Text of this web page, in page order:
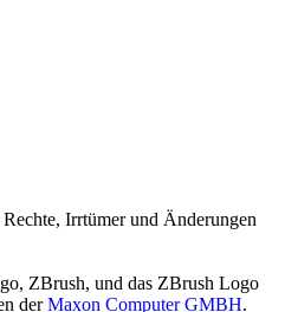
Irrtümer und Änderungen
ZBrush, und das ZBrush Logo
derMaxon Computer GMBH.